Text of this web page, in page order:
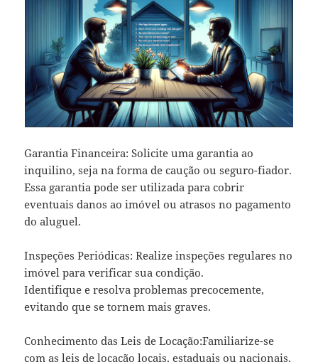
Garantia Financeira: Solicite uma garantia ao
inquilino, seja na forma de caução ou seguro-fiador.
Essa garantia pode ser utilizada para cobrir
eventuais danos ao imóvel ou atrasos no pagamento
do aluguel.
Inspeções Periódicas: Realize inspeções regulares no
imóvel para verificar sua condição.
Identifique e resolva problemas precocemente,
evitando que se tornem mais graves.
Conhecimento das Leis de Locação:Familiarize-se
com as leis de locação locais, estaduais ou nacionais,